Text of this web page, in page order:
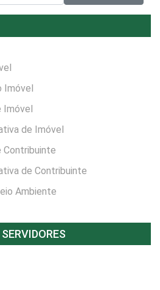
Imóvel
Imóvel
de Imóvel
Contribuinte
de Contribuinte
Ambiente
SERVIDORES